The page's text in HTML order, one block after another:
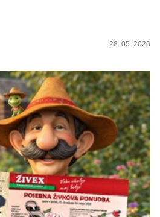
28. 05. 2026